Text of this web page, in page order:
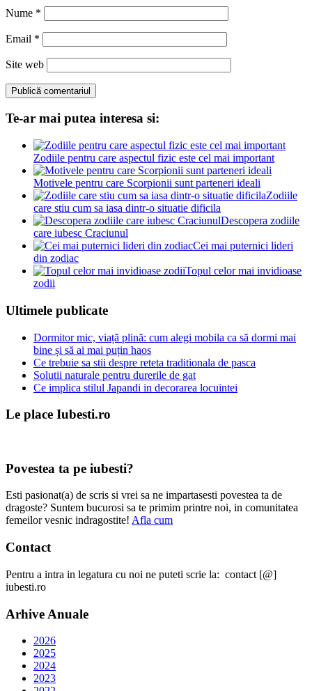
Nume *
Email *
Site web
Te-ar mai putea interesa si:
Zodiile pentru care aspectul fizic este cel mai important
Motivele pentru care Scorpionii sunt parteneri ideali
Zodiile
care stiu cum sa iasa dintr-o situatie dificila
Descopera zodiile
care iubesc Craciunul
Cei mai puternici lideri
din zodiac
Topul celor mai invidioase
zodii
Ultimele publicate
Dormitor mic, viață plină: cum alegi mobila ca să dormi mai
bine și să ai mai puțin haos
Ce trebuie sa stii despre reteta traditionala de pasca
Solutii naturale pentru durerile de gat
Ce implica stilul Japandi in decorarea locuintei
Le place Iubesti.ro
Povestea ta pe iubesti?
Esti pasionat(a) de scris si vrei sa ne impartasesti povestea ta de
dragoste? Suntem bucurosi sa te primim printre noi, in comunitatea
femeilor vesnic indragostite! Afla cum
Contact
Pentru a intra in legatura cu noi ne puteti scrie la: contact [@]
iubesti.ro
Arhive Anuale
2026
2025
2024
2023